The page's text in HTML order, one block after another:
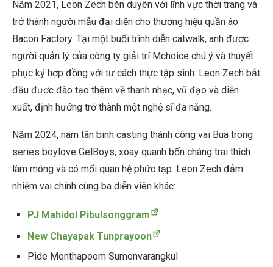
Năm 2021, Leon Zech bén duyên với lĩnh vực thời trang và
trở thành người mẫu đại diện cho thương hiệu quần áo
Bacon Factory. Tại một buổi trình diễn catwalk, anh được
người quản lý của công ty giải trí Mchoice chú ý và thuyết
phục ký hợp đồng với tư cách thực tập sinh. Leon Zech bắt
đầu được đào tạo thêm về thanh nhạc, vũ đạo và diễn
xuất, định hướng trở thành một nghệ sĩ đa năng.
Năm 2024, nam tân binh casting thành công vai Bua trong
series boylove GelBoys, xoay quanh bốn chàng trai thích
làm móng và có mối quan hệ phức tạp. Leon Zech đảm
nhiệm vai chính cùng ba diễn viên khác:
PJ Mahidol Pibulsonggram
New Chayapak Tunprayoon
Pide Monthapoom Sumonvarangkul